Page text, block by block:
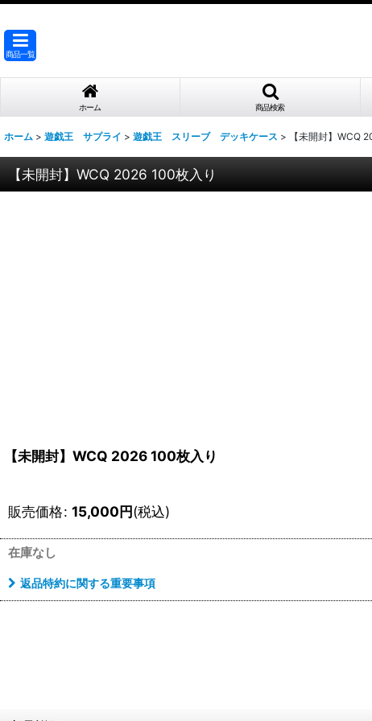
商品一覧
ホーム 商品検索
ホーム > 遊戯王 サプライ > 遊戯王 スリーブ デッキケース > 【未開封】WCQ
【未開封】WCQ 2026 100枚入り
【未開封】WCQ 2026 100枚入り
販売価格: 15,000円(税込)
在庫なし
返品特約に関する重要事項